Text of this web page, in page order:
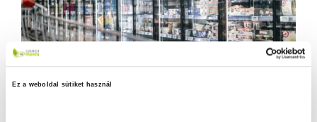
Ez a weboldal sütiket használ